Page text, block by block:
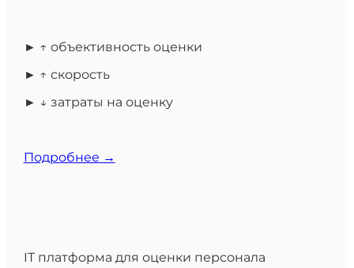
► ↑ объективность оценки
► ↑ скорость
► ↓ затраты на оценку
Подробнее →
IT платформа для оценки персонала